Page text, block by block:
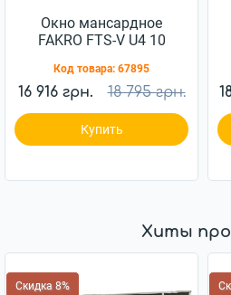
Окно мансардное
FAKRO FTS-V U4 10
Код товара: 67895
16 916 грн. 18 795 грн.
Купить
Хиты
Скидка 8%